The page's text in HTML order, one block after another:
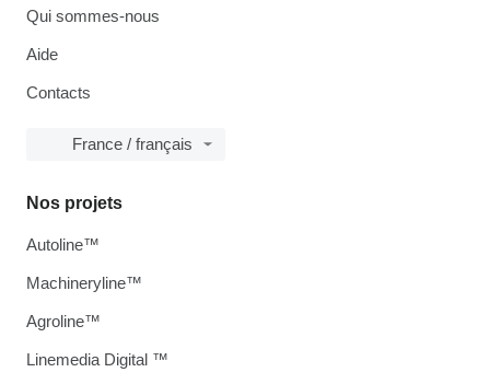
Qui sommes-nous
Aide
Contacts
France / français
Nos projets
Autoline™
Machineryline™
Agroline™
Linemedia Digital ™